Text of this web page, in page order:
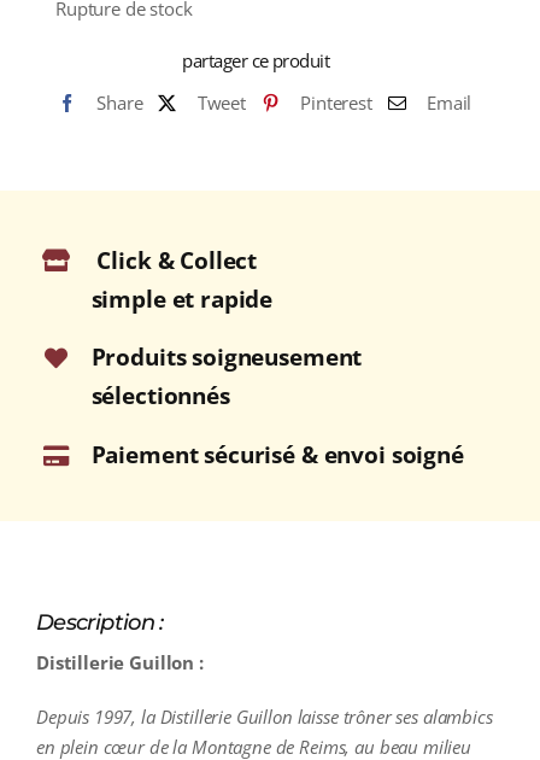
Rupture de stock
partager ce produit
Share
Tweet Pinterest Email
Click & Collect
simple et rapide
Produits soigneusement
sélectionnés
Paiement sécurisé & envoi soigné
Description :
Distillerie Guillon :
Depuis 1997, la Distillerie Guillon laisse trôner ses alambics
en plein cœur de la Montagne de Reims, au beau milieu